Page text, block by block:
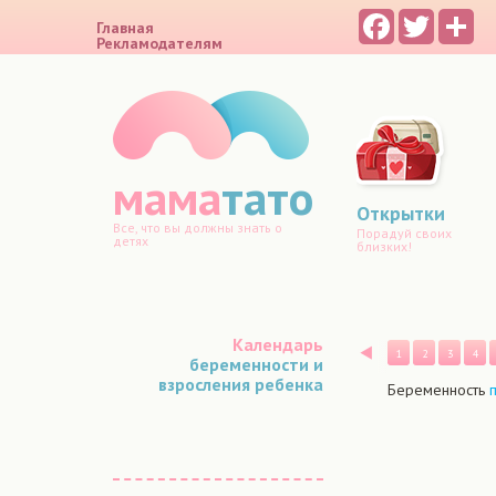
Главная
Рекламодателям
FacebookTwitter
маматато
Все, что вы должны знать о
детях
Открытки
Порадуй своих
близких!
Календарь
беременности и
взросления ребенка
Назад
1 2 3 4
Беременность